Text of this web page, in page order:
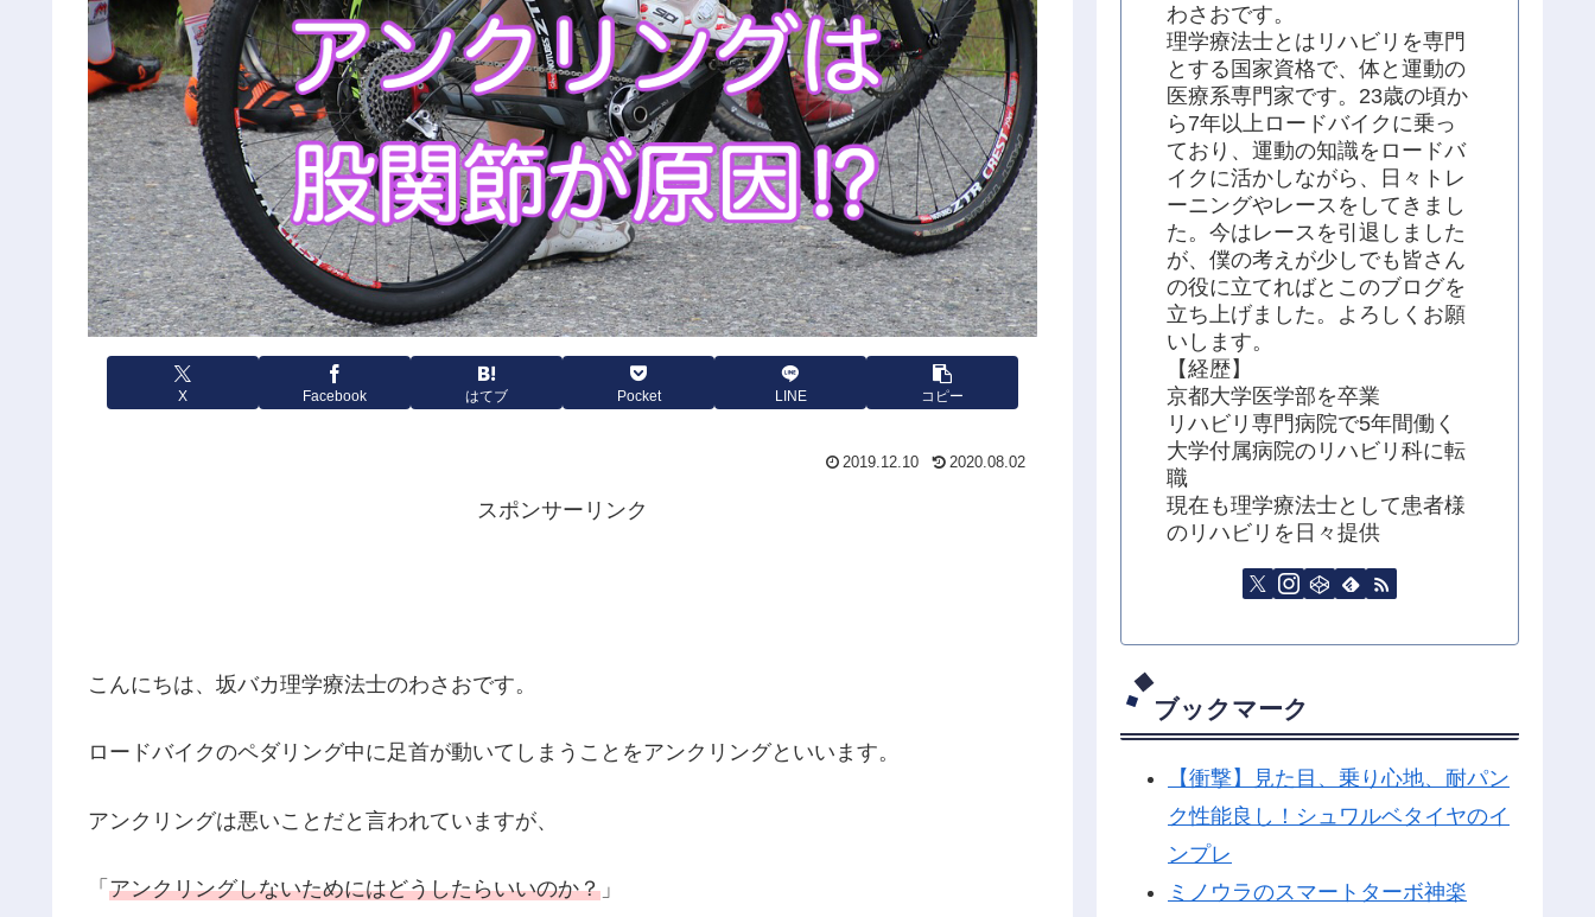
X Facebook はてブ Pocket LINE コピー
2019.12.10 2020.08.02
スポンサーリンク
こんにちは、坂バカ理学療法士のわさおです。
ロードバイクのペダリング中に足首が動いてしまうことをアンクリングといいます。
アンクリングは悪いことだと言われていますが、
「 アンクリングしないためにはどうしたらいいのか？ 」
わさおです。
理学療法士とはリハビリを専門
とする国家資格で、体と運動の
医療系専門家です。23歳の頃か
ら7年以上ロードバイクに乗っ
ており、運動の知識をロードバ
イクに活かしながら、日々トレ
ーニングやレースをしてきまし
た。今はレースを引退しました
が、僕の考えが少しでも皆さん
の役に立てればとこのブログを
立ち上げました。よろしくお願
いします。
【経歴】
京都大学医学部を卒業
リハビリ専門病院で5年間働く
大学付属病院のリハビリ科に転
職
現在も理学療法士として患者様
のリハビリを日々提供
ブックマーク
【衝撃】見た目、乗り心地、耐パン
ク性能良し！シュワルベタイヤのイ
ンプレ
ミノウラのスマートターボ神楽